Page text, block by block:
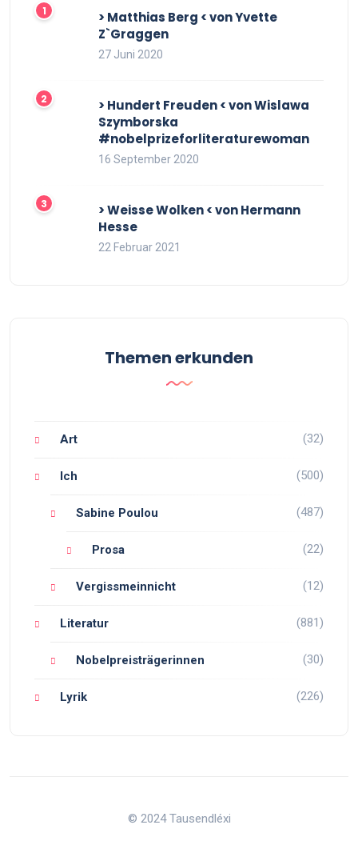
> Matthias Berg < von Yvette
Z`Graggen
27 Juni 2020
> Hundert Freuden < von Wislawa
Szymborska
#nobelprizeforliteraturewoman
16 September 2020
> Weisse Wolken < von Hermann
Hesse
22 Februar 2021
Themen erkunden
Art (32)
Ich (500)
Sabine Poulou (487)
Prosa (22)
Vergissmeinnicht (12)
Literatur (881)
Nobelpreisträgerinnen (30)
Lyrik (226)
© 2024 Tausendléxi